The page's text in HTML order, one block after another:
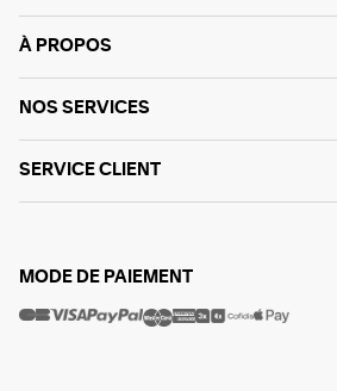
À PROPOS
NOS SERVICES
SERVICE CLIENT
MODE DE PAIEMENT